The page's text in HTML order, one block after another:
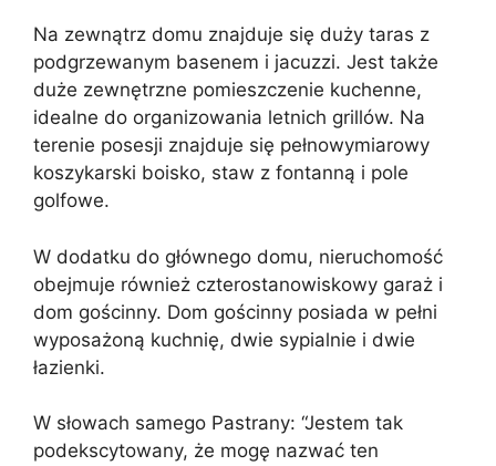
Na zewnątrz domu znajduje się duży taras z
podgrzewanym basenem i jacuzzi. Jest także
duże zewnętrzne pomieszczenie kuchenne,
idealne do organizowania letnich grillów. Na
terenie posesji znajduje się pełnowymiarowy
koszykarski boisko, staw z fontanną i pole
golfowe.
W dodatku do głównego domu, nieruchomość
obejmuje również czterostanowiskowy garaż i
dom gościnny. Dom gościnny posiada w pełni
wyposażoną kuchnię, dwie sypialnie i dwie
łazienki.
W słowach samego Pastrany: “Jestem tak
podekscytowany, że mogę nazwać ten